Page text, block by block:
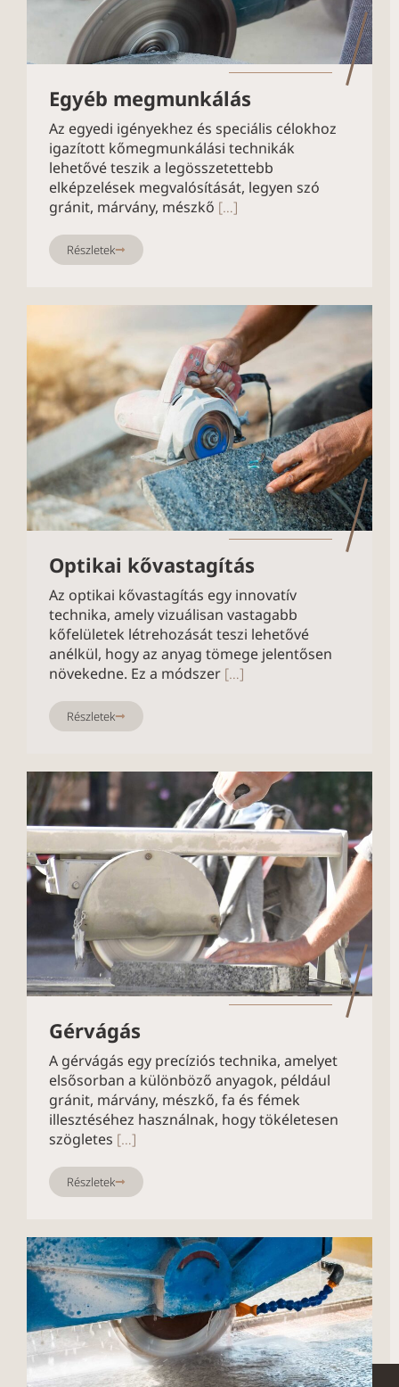
Egyéb megmunkálás
Az egyedi igényekhez és speciális célokhoz
igazított kőmegmunkálási technikák
lehetővé teszik a legösszetettebb
elképzelések megvalósítását, legyen szó
gránit, márvány, mészkő […]
Részletek
Optikai kővastagítás
Az optikai kővastagítás egy innovatív
technika, amely vizuálisan vastagabb
kőfelületek létrehozását teszi lehetővé
anélkül, hogy az anyag tömege jelentősen
növekedne. Ez a módszer […]
Részletek
Gérvágás
A gérvágás egy precíziós technika, amelyet
elsősorban a különböző anyagok, például
gránit, márvány, mészkő, fa és fémek
illesztéséhez használnak, hogy tökéletesen
szögletes […]
Részletek